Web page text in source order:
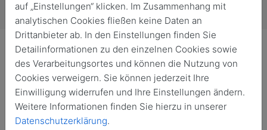
Träumst du von einem Auslandssemester, weißt aber
nicht, wo du anfangen sollst? Dann bist du bei World of
Students genau richtig! Hier wird dir kostenlose
auf „Einstellungen“ klicken. Im Zusammenhang mit
analytischen Cookies fließen keine Daten an
Drittanbieter ab. In den Einstellungen finden Sie
Detailinformationen zu den einzelnen Cookies sowie
des Verarbeitungsortes und können die Nutzung von
Cookies verweigern. Sie können jederzeit Ihre
Einwilligung widerrufen und Ihre Einstellungen ändern.
Weitere Informationen finden Sie hierzu in unserer
Datenschutzerklärung.